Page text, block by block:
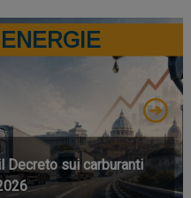
ENERGIE
Decreto sui carburanti